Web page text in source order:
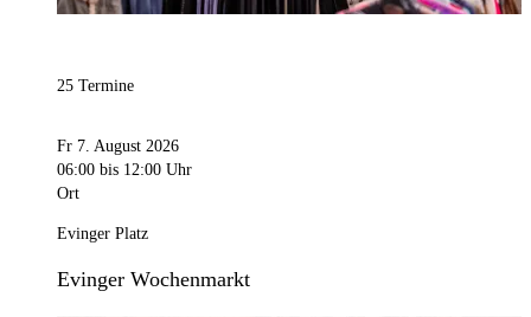
25 Termine
Fr 7. August 2026
06:00 bis 12:00 Uhr
Ort
Evinger Platz
Evinger Wochenmarkt